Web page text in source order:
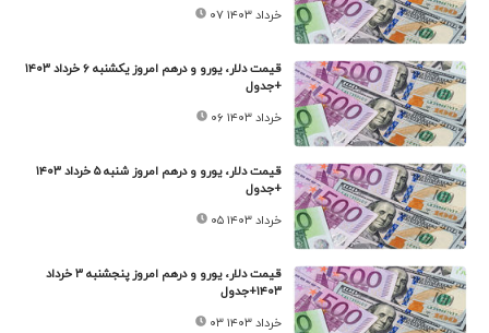
۰۷ خرداد ۱۴۰۳
قیمت دلار، یورو و درهم امروز یکشنبه ۶ خرداد ۱۴۰۳
+جدول
۰۶ خرداد ۱۴۰۳
قیمت دلار، یورو و درهم امروز شنبه ۵ خرداد ۱۴۰۳
+جدول
۰۵ خرداد ۱۴۰۳
قیمت دلار، یورو و درهم امروز پنجشنبه ۳ خرداد
۱۴۰۳+جدول
۰۳ خرداد ۱۴۰۳